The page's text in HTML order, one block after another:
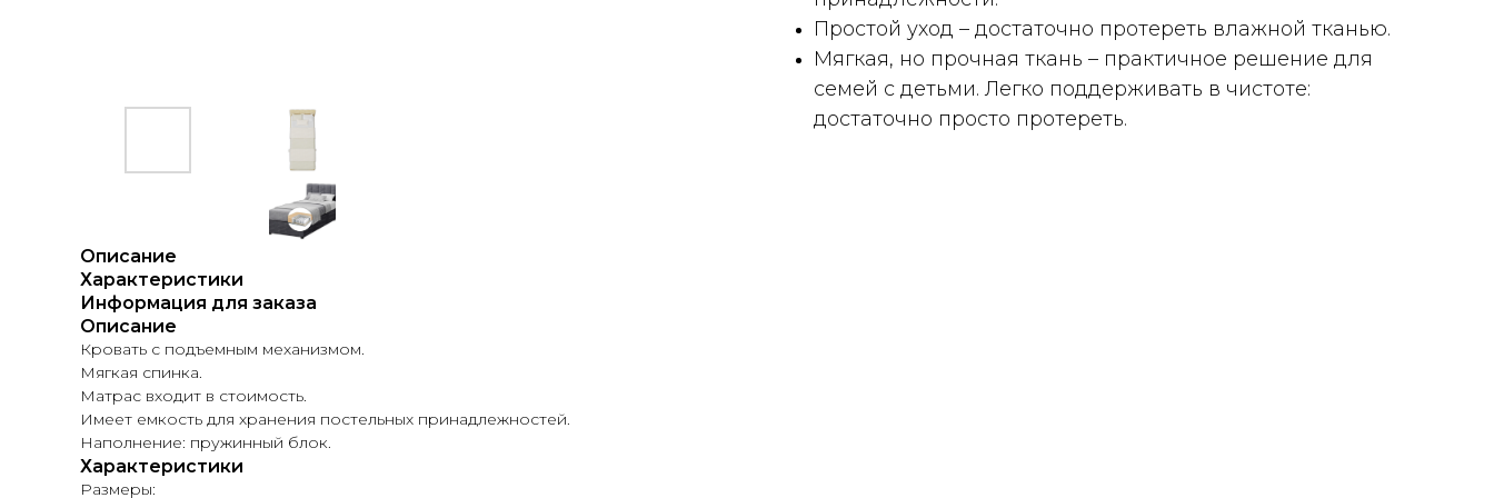
Простой уход – достаточно протереть влажной тканью.
Мягкая, но прочная ткань – практичное решение для
семей с детьми. Легко поддерживать в чистоте:
достаточно просто протереть.
Описание
Характеристики
Информация для заказа
Описание
Кровать с подъемным механизмом.
Мягкая спинка.
Матрас входит в стоимость.
Имеет емкость для хранения постельных принадлежностей.
Наполнение: пружинный блок.
Характеристики
Размеры: